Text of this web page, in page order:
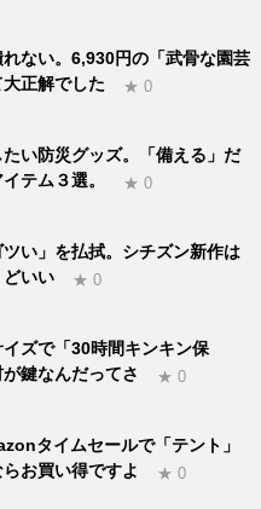
ない。6,930円の「武骨な園芸
正解でした
★ 0
い防災グッズ。「備える」だ
テム３選。
★ 0
ツい」を払拭。シチズン新作は
どいい
★ 0
ズで「30時間キンキン保
鍵なんだってさ
★ 0
タイムセールで「テント」
お買い得ですよ
★ 0